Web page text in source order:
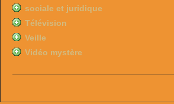
sociale et juridique
Télévision
Veille
Vidéo mystère